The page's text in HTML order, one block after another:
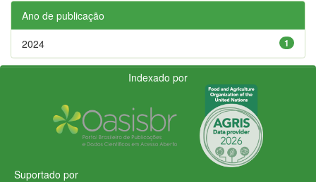
Ano de publicação
1
2024
Indexado por
Suportado por